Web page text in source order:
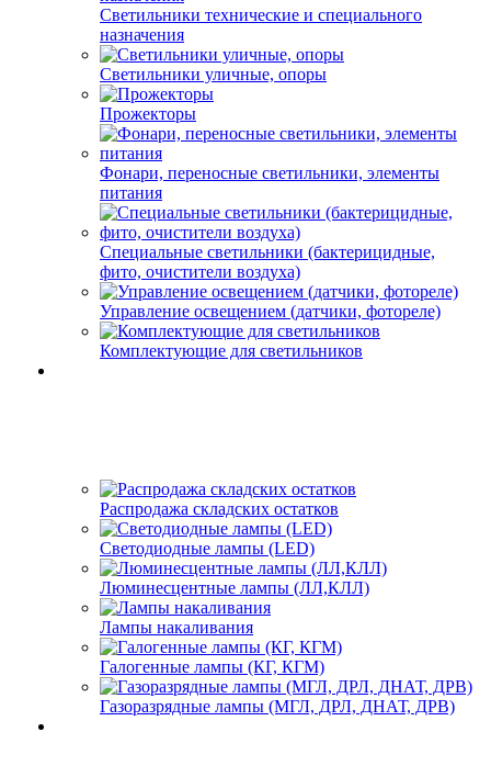
Светильники технические и специального
назначения
Светильники уличные, опоры
Прожекторы
Фонари, переносные светильники, элементы
питания
Специальные светильники (бактерицидные,
фито, очистители воздуха)
Управление освещением (датчики, фотореле)
Комплектующие для светильников
Распродажа складских остатков
Светодиодные лампы (LED)
Люминесцентные лампы (ЛЛ,КЛЛ)
Лампы накаливания
Галогенные лампы (КГ, КГМ)
Газоразрядные лампы (МГЛ, ДРЛ, ДНАТ, ДРВ)